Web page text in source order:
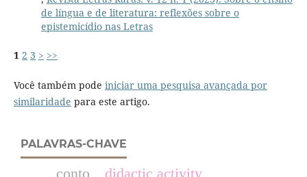
de língua e de literatura: reflexões sobre o
epistemicídio nas Letras
1 2 3 > >>
Você também pode iniciar uma pesquisa avançada por
similaridade para este artigo.
PALAVRAS-CHAVE
didactic activity
conto